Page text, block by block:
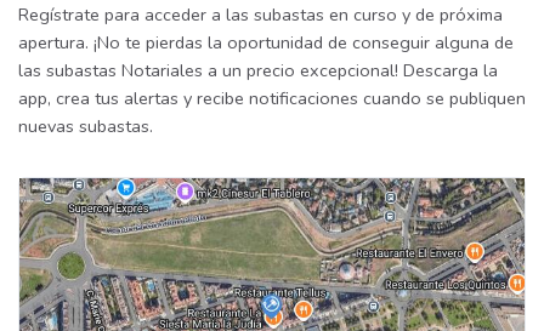
Regístrate para acceder a las subastas en curso y de próxima
apertura. ¡No te pierdas la oportunidad de conseguir alguna de
las subastas Notariales a un precio excepcional! Descarga la
app, crea tus alertas y recibe notificaciones cuando se publiquen
nuevas subastas.